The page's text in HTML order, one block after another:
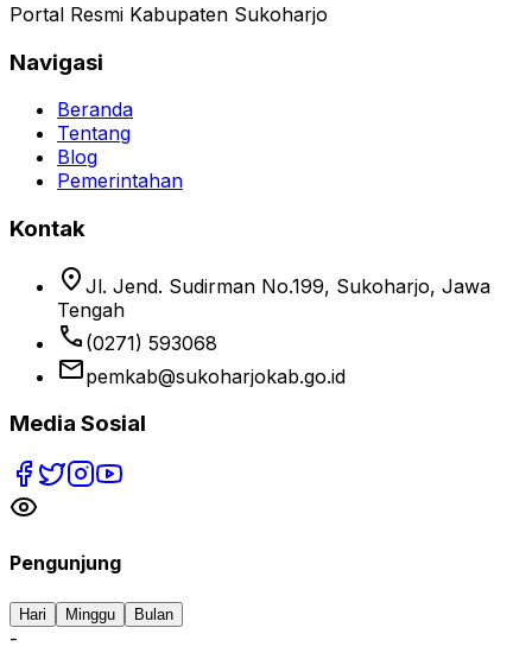
Portal Resmi Kabupaten Sukoharjo
Navigasi
Beranda
Tentang
Blog
Pemerintahan
Kontak
location_on Jl. Jend. Sudirman No.199, Sukoharjo, Jawa
Tengah
phone (0271) 593068
emailpemkab@sukoharjokab.go.id
Media Sosial
Pengunjung
Hari Minggu Bulan
-